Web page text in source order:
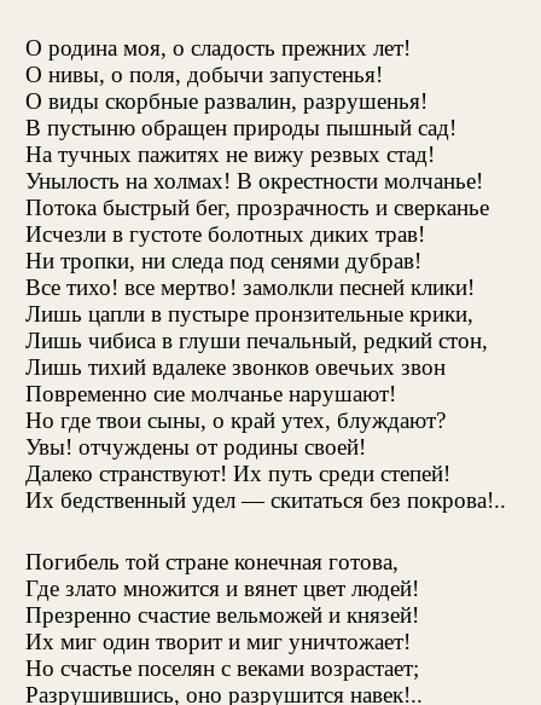
О родина моя, о сладость прежних лет!
О нивы, о поля, добычи запустенья!
О виды скорбные развалин, разрушенья!
В пустыню обращен природы пышный сад!
На тучных пажитях не вижу резвых стад!
Унылость на холмах! В окрестности молчанье!
Потока быстрый бег, прозрачность и сверканье
Исчезли в густоте болотных диких трав!
Ни тропки, ни следа под сенями дубрав!
Все тихо! все мертво! замолкли песней клики!
Лишь цапли в пустыре пронзительные крики,
Лишь чибиса в глуши печальный, редкий стон,
Лишь тихий вдалеке звонков овечьих звон
Повременно сие молчанье нарушают!
Но где твои сыны, о край утех, блуждают?
Увы! отчуждены от родины своей!
Далеко странствуют! Их путь среди степей!
Их бедственный удел — скитаться без покрова!..
Погибель той стране конечная готова,
Где злато множится и вянет цвет людей!
Презренно счастие вельможей и князей!
Их миг один творит и миг уничтожает!
Но счастье поселян с веками возрастает;
Разрушившись, оно разрушится навек!..